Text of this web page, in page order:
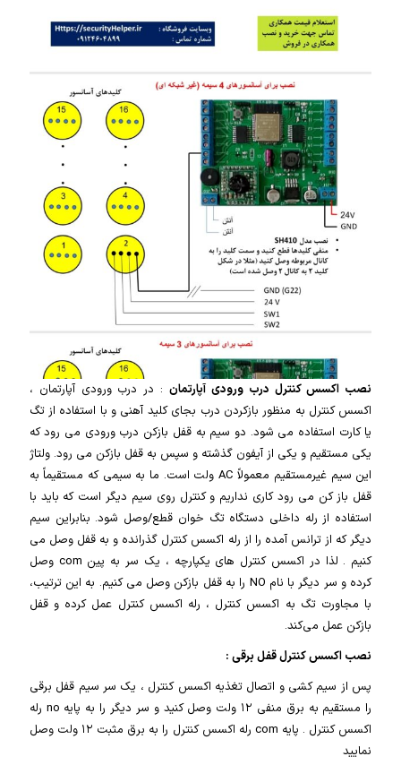
نصب اکسس کنترل درب ورودی آپارتمان : در درب ورودی آپارتمان ،
اکسس کنترل به منظور بازکردن درب بجای کلید آهنی و با استفاده از تگ
یا کارت استفاده می شود. دو سیم به قفل بازکن درب ورودی می رود که
یکی مستقیم و یکی از آیفون گذشته و سپس به قفل بازکن می رود. ولتاژ
این سیم غیرمستقیم معمولاً AC ولت است. ما به سیمی که مستقیماً به
قفل باز کن می رود کاری نداریم و کنترل روی سیم دیگر است که باید با
استفاده از رله داخلی دستگاه تگ خوان قطع/وصل شود. بنابراین سیم
دیگر که از ترانس آمده را از رله اکسس کنترل گذرانده و به قفل وصل می
کنیم . لذا در اکسس کنترل های یکپارچه ، یک سر به پین com وصل
کرده و سر دیگر با نام NO را به قفل بازکن وصل می کنیم. به این ترتیب،
با مجاورت تگ به اکسس کنترل ، رله اکسس کنترل عمل کرده و قفل
بازکن عمل می‌کند.
نصب اکسس کنترل قفل برقی :
پس از سیم کشی و اتصال تغذیه اکسس کنترل ، یک سر سیم قفل برقی
را مستقیم به برق منفی ۱۲ ولت وصل کنید و سر دیگر را به پایه no رله
اکسس کنترل . پایه com رله اکسس کنترل را به برق مثبت ۱۲ ولت وصل
نمایید